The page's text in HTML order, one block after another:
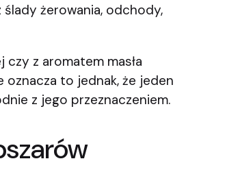
żerowania, odchody,
z aromatem masła
to jednak, że jeden
z jego przeznaczeniem.